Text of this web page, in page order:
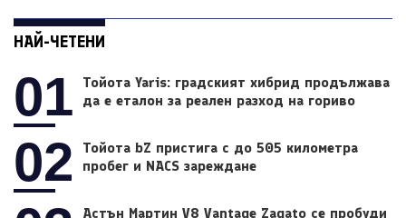
НАЙ-ЧЕТЕНИ
01
Тойота Yaris: градският хибрид продължава
да е еталон за реален разход на гориво
02
Тойота bZ пристига с до 505 километра
пробег и NACS зареждане
Астън Мартин V8 Vantage Zagato се пробуди